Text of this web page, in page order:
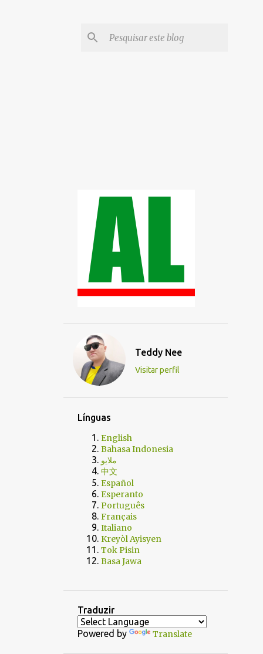
Teddy Nee
Visitar perfil
Línguas
English
Bahasa Indonesia
ملايو
中文
Español
Esperanto
Português
Français
Italiano
Kreyòl Ayisyen
Tok Pisin
Basa Jawa
Traduzir
Powered by Translate